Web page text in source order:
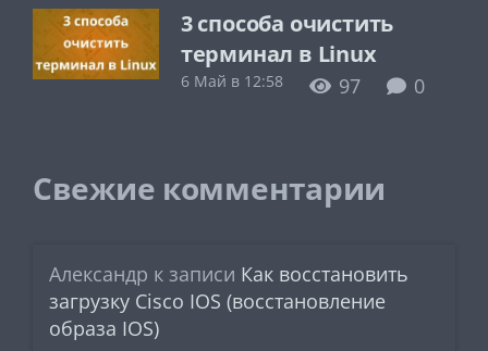
3 способа очистить
терминал в Linux
6 Май в 12:58 97 0
Свежие комментарии
Александр к записи Как восстановить
загрузку Cisco IOS (восстановление
образа IOS)